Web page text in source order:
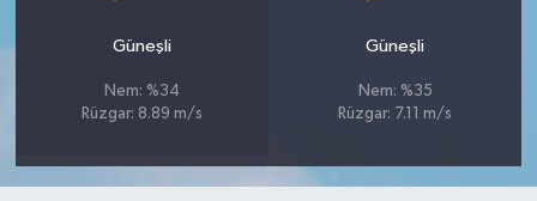
Güneşli
Nem: %34
Rüzgar: 8.89 m/s
Güneşli
Nem: %35
Rüzgar: 7.11 m/s